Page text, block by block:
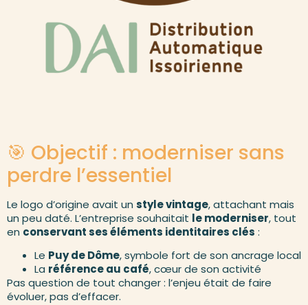
🎯 Objectif : moderniser sans
perdre l’essentiel
Le logo d’origine avait un style vintage, attachant mais
un peu daté. L’entreprise souhaitait le moderniser, tout
en conservant ses éléments identitaires clés :
Le Puy de Dôme, symbole fort de son ancrage local
La référence au café, cœur de son activité
Pas question de tout changer : l’enjeu était de faire
évoluer, pas d’effacer.